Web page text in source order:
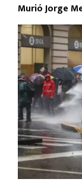
Murió Jorge